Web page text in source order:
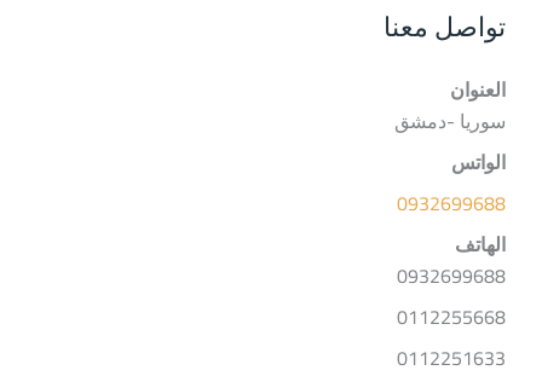
تواصل معنا
العنوان
سوريا -دمشق
الواتس
0932699688
الهاتف
0932699688
0112255668
0112251633